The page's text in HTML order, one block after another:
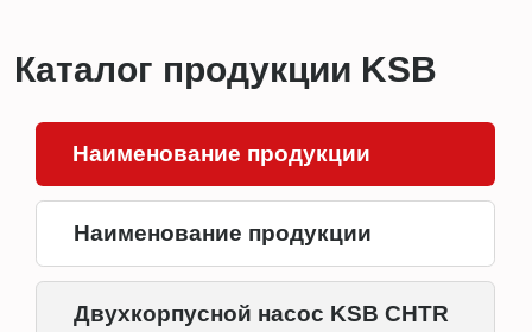
Каталог продукции KSB
Наименование продукции
Наименование продукции
Двухкорпусной насос KSB CHTR